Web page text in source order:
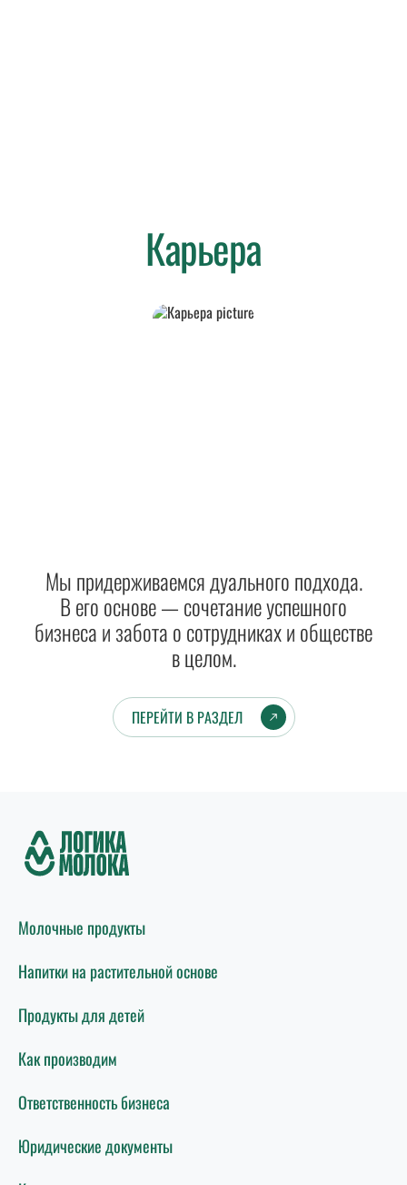
Карьера
Мы придерживаемся дуального подхода.
В его основе — сочетание успешного
бизнеса и забота о сотрудниках и обществе
в целом.
ПЕРЕЙТИ В РАЗДЕЛ
Молочные продукты
Напитки на растительной основе
Продукты для детей
Как производим
Ответственность бизнеса
Юридические документы